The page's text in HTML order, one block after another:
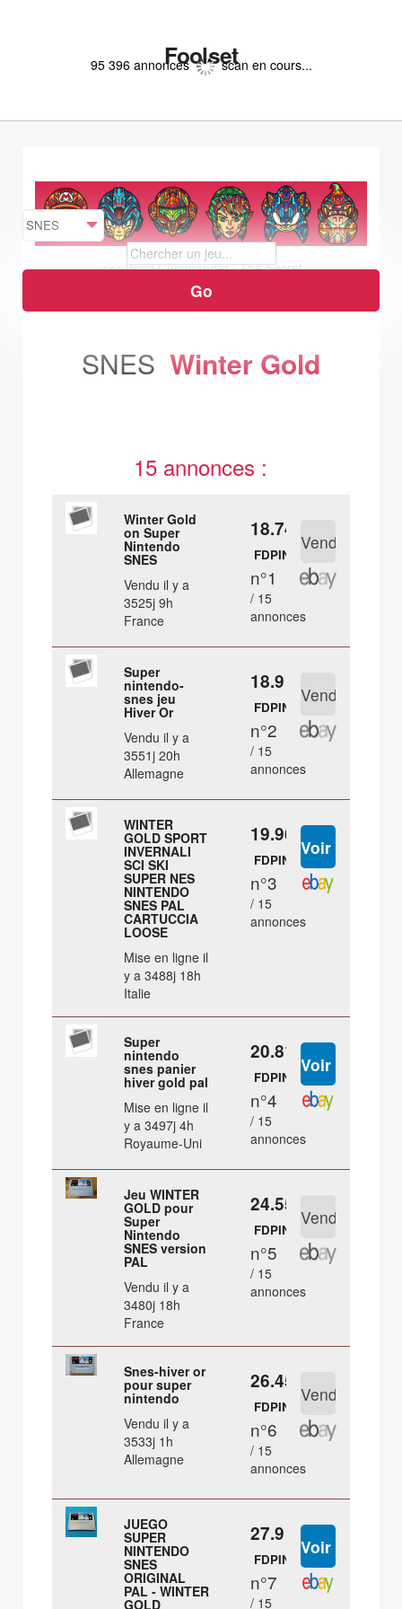
Foolset
95 396 annonces scan en cours...
<<< Wing Commander : The Secret
SNES Winter Gold
15 annonces :
Winter Gold
on Super
Nintendo
SNES
Vendu il y a
3525j 9h
France
18.74 €
FDPIN
n°1
/ 15
annonces
Super
nintendo-
snes jeu
Hiver Or
Vendu il y a
3551j 20h
Allemagne
18.9 €
FDPIN
n°2
/ 15
annonces
WINTER
GOLD SPORT
INVERNALI
SCI SKI
SUPER NES
NINTENDO
SNES PAL
CARTUCCIA
LOOSE
Mise en ligne il
y a 3488j 18h
Italie
19.96 €
FDPIN
n°3
/ 15
annonces
Super
nintendo
snes panier
hiver gold pal
Mise en ligne il
y a 3497j 4h
Royaume-Uni
20.81 €
FDPIN
n°4
/ 15
annonces
Jeu WINTER
GOLD pour
Super
Nintendo
SNES version
PAL
Vendu il y a
3480j 18h
France
24.55 €
FDPIN
n°5
/ 15
annonces
Snes-hiver or
pour super
nintendo
Vendu il y a
3533j 1h
Allemagne
26.45 €
FDPIN
n°6
/ 15
annonces
JUEGO
SUPER
NINTENDO
SNES
ORIGINAL
PAL - WINTER
GOLD
27.9 €
FDPIN
n°7
/ 15